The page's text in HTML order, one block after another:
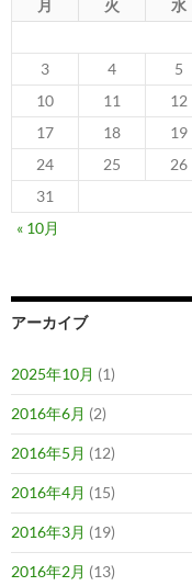
月 火 水
3
4 5
10
11 12
17
18 19
24
25 26
31
« 10月
アーカイブ
2025年10月 (1)
2016年6月 (2)
2016年5月 (12)
2016年4月 (15)
2016年3月 (19)
2016年2月 (13)